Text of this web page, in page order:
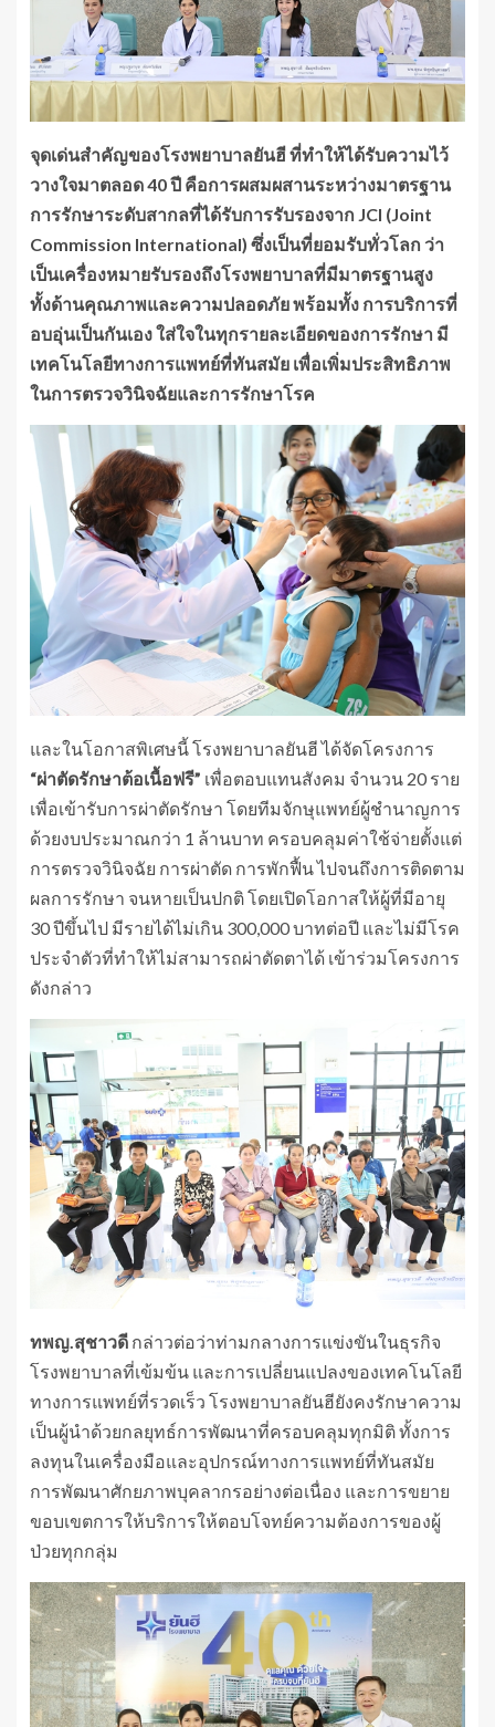
จุดเด่นสำคัญของโรงพยาบาลยันฮี ที่ทำให้ได้รับความไว้
วางใจมาตลอด 40 ปี คือการผสมผสานระหว่างมาตรฐาน
การรักษาระดับสากลที่ได้รับการรับรองจาก JCI (Joint
Commission International) ซึ่งเป็นที่ยอมรับทั่วโลก ว่า
เป็นเครื่องหมายรับรองถึงโรงพยาบาลที่มีมาตรฐานสูง
ทั้งด้านคุณภาพและความปลอดภัย พร้อมทั้ง การบริการที่
อบอุ่นเป็นกันเอง ใส่ใจในทุกรายละเอียดของการรักษา มี
เทคโนโลยีทางการแพทย์ที่ทันสมัย เพื่อเพิ่มประสิทธิภาพ
ในการตรวจวินิจฉัยและการรักษาโรค
และในโอกาสพิเศษนี้ โรงพยาบาลยันฮี ได้จัดโครงการ
“ผ่าตัดรักษาต้อเนื้อฟรี” เพื่อตอบแทนสังคม จำนวน 20 ราย
เพื่อเข้ารับการผ่าตัดรักษา โดยทีมจักษุแพทย์ผู้ชำนาญการ
ด้วยงบประมาณกว่า 1 ล้านบาท ครอบคลุมค่าใช้จ่ายตั้งแต่
การตรวจวินิจฉัย การผ่าตัด การพักฟื้น ไปจนถึงการติดตาม
ผลการรักษา จนหายเป็นปกติ โดยเปิดโอกาสให้ผู้ที่มีอายุ
30 ปีขึ้นไป มีรายได้ไม่เกิน 300,000 บาทต่อปี และไม่มีโรค
ประจำตัวที่ทำให้ไม่สามารถผ่าตัดตาได้ เข้าร่วมโครงการ
ดังกล่าว
ทพญ.สุชาวดี กล่าวต่อว่าท่ามกลางการแข่งขันในธุรกิจ
โรงพยาบาลที่เข้มข้น และการเปลี่ยนแปลงของเทคโนโลยี
ทางการแพทย์ที่รวดเร็ว โรงพยาบาลยันฮียังคงรักษาความ
เป็นผู้นำด้วยกลยุทธ์การพัฒนาที่ครอบคลุมทุกมิติ ทั้งการ
ลงทุนในเครื่องมือและอุปกรณ์ทางการแพทย์ที่ทันสมัย
การพัฒนาศักยภาพบุคลากรอย่างต่อเนื่อง และการขยาย
ขอบเขตการให้บริการให้ตอบโจทย์ความต้องการของผู้
ป่วยทุกกลุ่ม